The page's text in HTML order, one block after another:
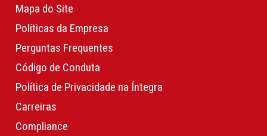
Mapa do Site
Políticas da Empresa
Perguntas Frequentes
Código de Conduta
Política de Privacidade na Íntegra
Carreiras
Compliance